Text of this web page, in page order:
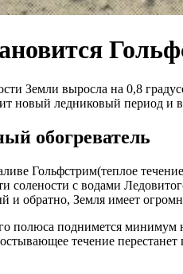
Земли выросла на 0,8
новый ледниковый период и
обогреватель
Гольфстрим(теплое
солености с водами
и обратно, Земля имеет
полюса поднимется минимум
течение